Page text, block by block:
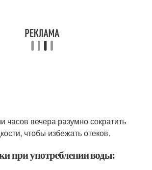
часов вечера разумно сократить
чтобы избежать отеков.
при употреблении воды: